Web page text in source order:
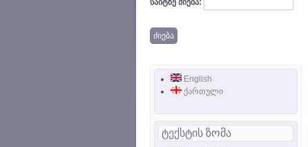
საიტზე ძიება:
English
ქართული
ტექსტის ზომა